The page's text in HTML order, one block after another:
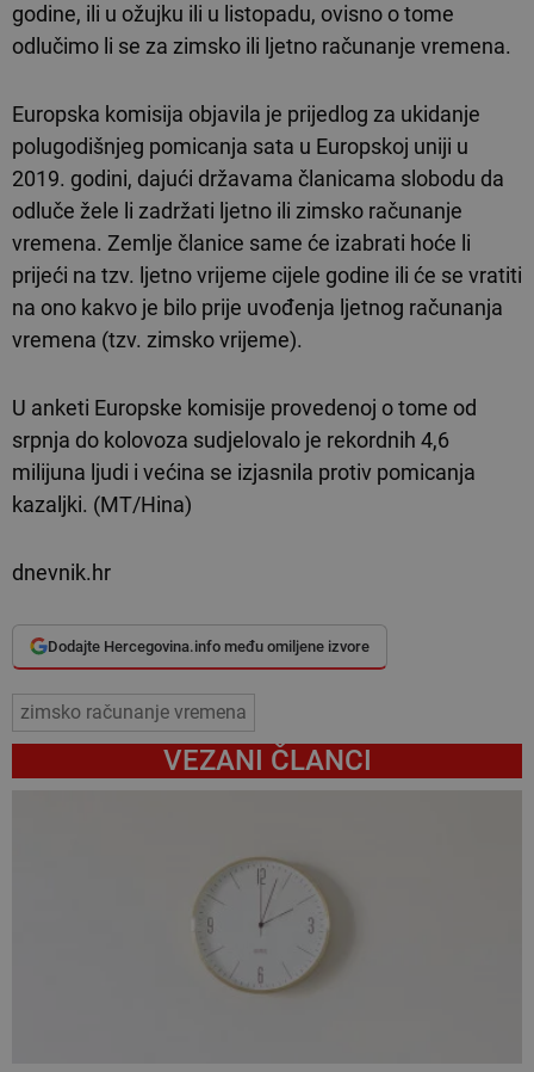
godine, ili u ožujku ili u listopadu, ovisno o tome
odlučimo li se za zimsko ili ljetno računanje vremena.
Europska komisija objavila je prijedlog za ukidanje
polugodišnjeg pomicanja sata u Europskoj uniji u
2019. godini, dajući državama članicama slobodu da
odluče žele li zadržati ljetno ili zimsko računanje
vremena. Zemlje članice same će izabrati hoće li
prijeći na tzv. ljetno vrijeme cijele godine ili će se vratiti
na ono kakvo je bilo prije uvođenja ljetnog računanja
vremena (tzv. zimsko vrijeme).
U anketi Europske komisije provedenoj o tome od
srpnja do kolovoza sudjelovalo je rekordnih 4,6
milijuna ljudi i većina se izjasnila protiv pomicanja
kazaljki. (MT/Hina)
dnevnik.hr
Dodajte Hercegovina.info među omiljene izvore
zimsko računanje vremena
VEZANI ČLANCI